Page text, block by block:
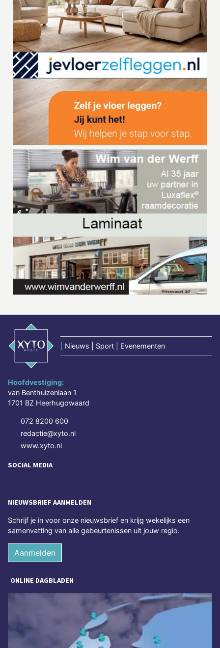
Nieuws | Sport | Evenementen
Hoofdvestiging:
van Benthuizenlaan 1
1701 BZ Heerhugowaard
072 8200 600
redactie@xyto.nl
www.xyto.nl
SOCIAL MEDIA
NIEUWSBRIEF AANMELDEN
Schrijf je in voor onze nieuwsbrief en krijg wekelijks een
samenvatting van alle gebeurtenissen uit jouw regio.
Aanmelden
ONLINE DAGBLADEN